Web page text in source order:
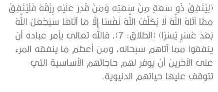
(لِيُنْفِقْ ذُو سَعَةٍ مِنْ سَعَتِهِ وَمَنْ قُدِرَ عَلَيْهِ رِزْقُهُ فَلْيُنْفِقْ
مِمَّا آتَاهُ اللَّهُ لَا يُكَلِّفُ اللَّهُ نَفْسًا إِلَّا مَا آتَاهَا سَيَجْعَلُ اللَّهُ
بَعْدَ عُسْرٍ يُسْرًا)
(الطلاق: 7)، فالله تعالى يأمر عباده أن
ينفقوا مما آتاهم سبحانه، ومن أعظم ما ينفقه المرء
على الآخرين أن يوفر لهم حاجاتهم الأساسية التي
تتوقف عليها حياتهم الدنيوية.